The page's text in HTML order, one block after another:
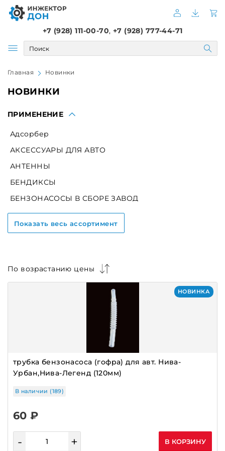
+7 (928) 111-00-70, +7 (928) 777-44-71
Главная Новинки
НОВИНКИ
ПРИМЕНЕНИЕ
Адсорбер
АКСЕССУАРЫ ДЛЯ АВТО
АНТЕННЫ
БЕНДИКСЫ
БЕНЗОНАСОСЫ В СБОРЕ ЗАВОД
БЕНЗОНАСОСЫ В СБОРЕ СЭПО,СОАТЭ
БЕНЗОНАСОСЫ В СБОРЕ УТЕС
БЛОКИ СТЕКЛОПОДЪЕМНИКОВ
БОРТОВЫЕ КОМПЬЮТЕРЫ
БРОНЕПРОВОДА
БРОНЕПРОВОДА ПЛАЗМА
ВЕНТИЛЯТОРЫ ОХЛАЖДЕНИЯ
ГЕНЕРАТОРЫ ILSA,ПРАМО
Показать весь ассортимент
По возрастанию цены
НОВИНКА
трубка бензонасоса (гофра) для авт. Нива-
Урбан,Нива-Легенд (120мм)
В наличии (189)
60 ₽
- + В КОРЗИНУ